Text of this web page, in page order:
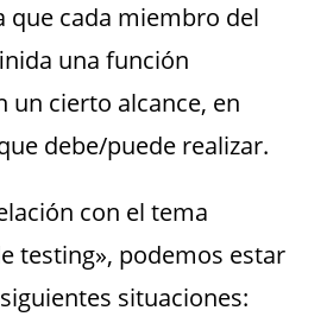
que cada miembro del
una función
un cierto alcance, en
debe/puede realizar.
con el tema
testing», podemos estar
situaciones: